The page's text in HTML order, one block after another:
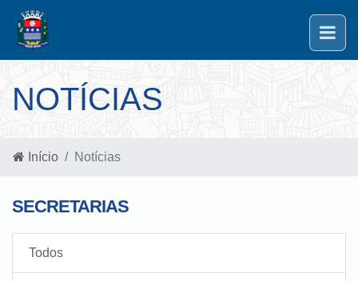
NOTÍCIAS
Início Notícias
SECRETARIAS
Todos